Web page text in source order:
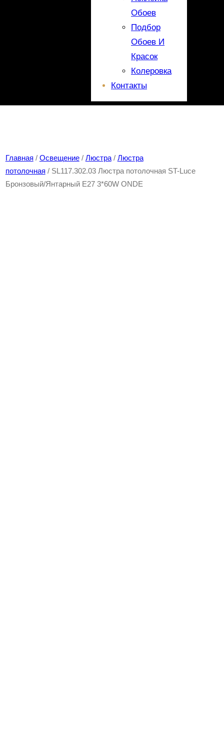
Обоев
Подбор
Обоев И
Красок
Колеровка
Контакты
Главная / Освещение/ Люстра/ Люстра
потолочная / SL117.302.03 Люстра потолочная ST-Luce
Бронзовый/Янтарный E27 3*60W ONDE